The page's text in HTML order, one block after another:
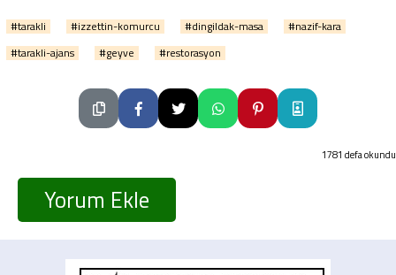
#tarakli #izzettin-komurcu #dingildak-masa
#nazif-kara
#tarakli-ajans
#geyve #restorasyon
1781 defa okundu
Yorum Ekle